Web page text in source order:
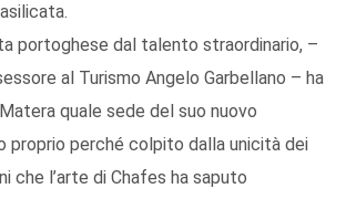
portoghese dal talento straordinario, –
al Turismo Angelo Garbellano – ha
quale sede del suo nuovo
perché colpito dalla unicità dei
che l’arte di Chafes ha saputo